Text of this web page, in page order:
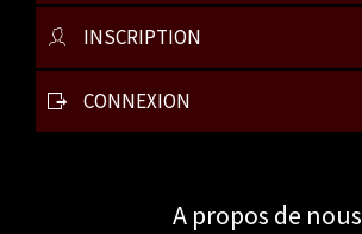
INSCRIPTION
CONNEXION
A propos de nous